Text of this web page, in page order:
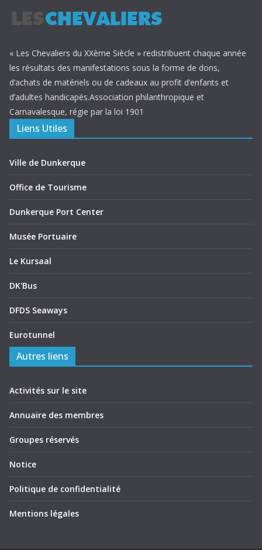
« Les Chevaliers du XXème Siècle » redistribuent chaque année
les résultats des manifestations sous la forme de dons,
d’achats de matériels ou de cadeaux au profit d’enfants et
d’adultes handicapés.Association philanthropique et
Carnavalesque, régie par la loi 1901
Liens Utiles
Ville de Dunkerque
Office de Tourisme
Dunkerque Port Center
Musée Portuaire
Le Kursaal
DK'Bus
DFDS Seaways
Eurotunnel
Autres liens
Activités sur le site
Annuaire des membres
Groupes réservés
Notice
Politique de confidentialité
Mentions légales